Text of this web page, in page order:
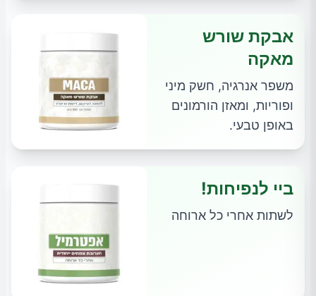
אבקת שורש
מאקה
משפר אנרגיה, חשק מיני
ופוריות, ומאזן הורמונים
באופן טבעי.
ביי לנפיחות!
לשתות אחרי כל ארוחה